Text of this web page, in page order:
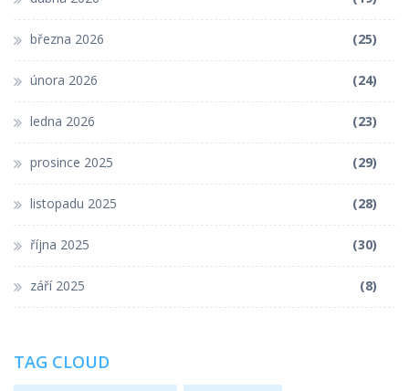
března 2026 (25)
února 2026 (24)
ledna 2026 (23)
prosince 2025 (29)
listopadu 2025 (28)
října 2025 (30)
září 2025 (8)
TAG CLOUD